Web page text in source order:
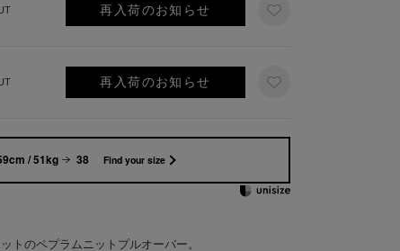
再入荷のお知らせ
再入荷のお知らせ
/ 51kg 38 Find your size
トのペプラムニットプルオーバー。